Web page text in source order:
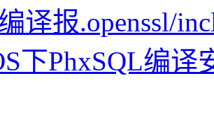
译报.openssl/
下PhxSQL编译